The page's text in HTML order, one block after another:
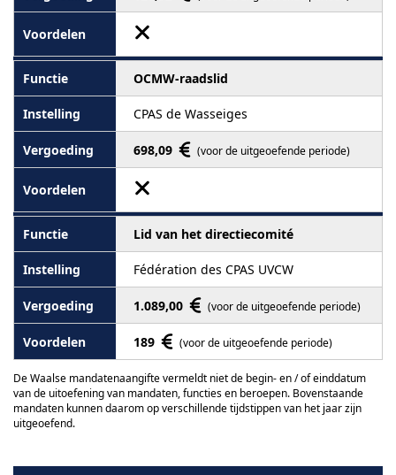
OCMW-raadslid
CPAS de Wasseiges
698,09 (voor de uitgeoefende periode)
Lid van het directiecomité
Fédération des CPAS UVCW
1.089,00 (voor de uitgeoefende periode)
189 (voor de uitgeoefende periode)
De Waalse mandatenaangifte vermeldt niet de begin- en / of einddatum
van de uitoefening van mandaten, functies en beroepen. Bovenstaande
mandaten kunnen daarom op verschillende tijdstippen van het jaar zijn
uitgeoefend.